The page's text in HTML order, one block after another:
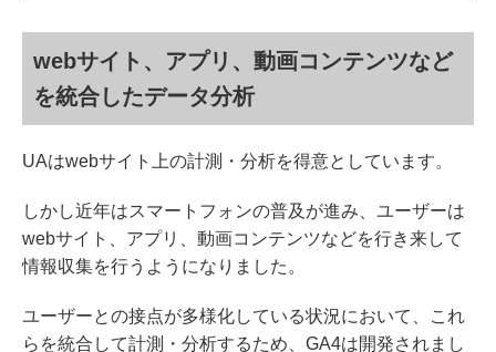
webサイト、アプリ、動画コンテンツなど
を統合したデータ分析
UAはwebサイト上の計測・分析を得意としています。
しかし近年はスマートフォンの普及が進み、ユーザーは
webサイト、アプリ、動画コンテンツなどを行き来して
情報収集を行うようになりました。
ユーザーとの接点が多様化している状況において、これ
らを統合して計測・分析するため、GA4は開発されまし